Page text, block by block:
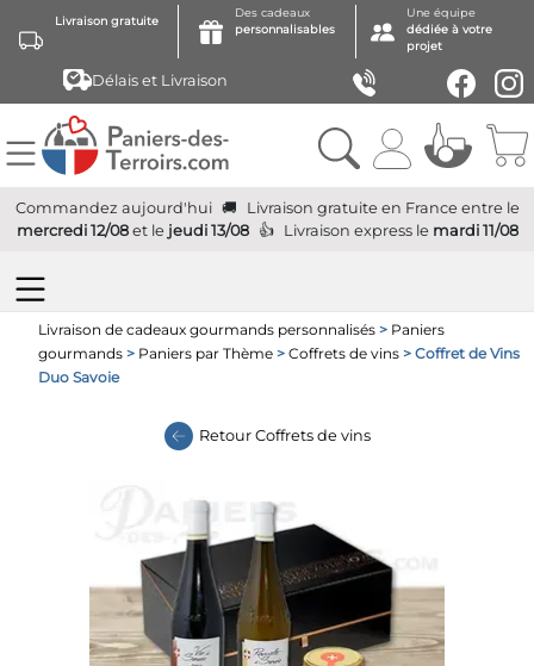
Livraison gratuite
Des cadeaux
personnalisables
Une équipe
dédiée à votre
projet
Délais et Livraison
Commandez aujourd'hui Livraison gratuite en France entre le
mercredi 12/08et le jeudi 13/08 Livraison expressle mardi 11/08
Livraison de cadeaux gourmands personnalisés > Paniers
gourmands > Paniers par Thème > Coffrets de vins > Coffret de Vins
Duo Savoie
RetourCoffrets de vins